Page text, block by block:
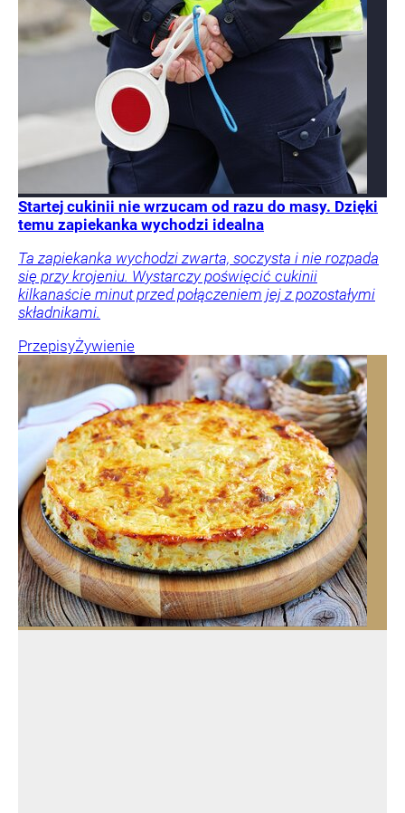
Startej cukinii nie wrzucam od razu do masy. Dzięki
temu zapiekanka wychodzi idealna
Ta zapiekanka wychodzi zwarta, soczysta i nie rozpada
się przy krojeniu. Wystarczy poświęcić cukinii
kilkanaście minut przed połączeniem jej z pozostałymi
składnikami.
PrzepisyŻywienie